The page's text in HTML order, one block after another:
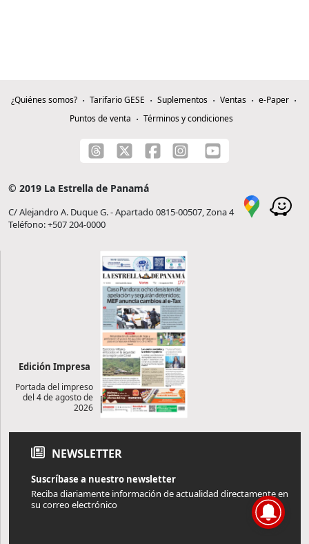
¿Quiénes somos? Tarifario GESE Suplementos Ventas
e-Paper
Puntos de venta
Términos y condiciones
© 2019 La Estrella de Panamá
C/ Alejandro A. Duque G. - Apartado 0815-00507, Zona 4
Teléfono: +507 204-0000
Edición Impresa
Portada del impreso
del 4 de agosto de
2026
NEWSLETTER
Suscríbase a nuestro newsletter
Reciba diariamente información de actualidad directamente en
su correo electrónico